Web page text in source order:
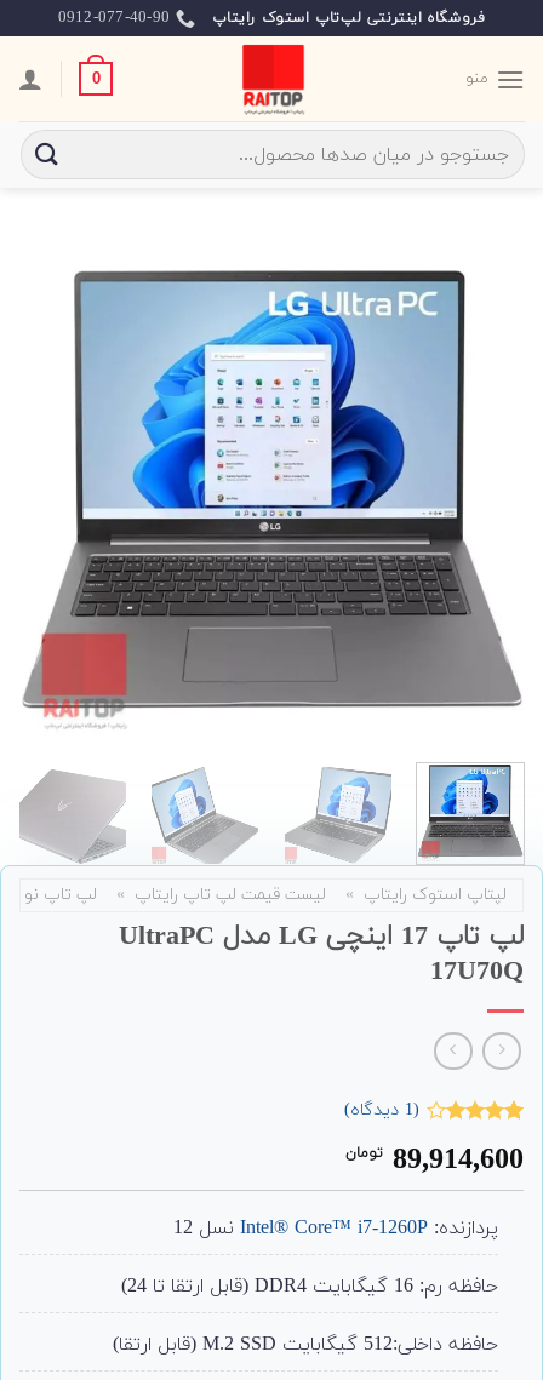
to
content
فروشگاه اینترنتی لپ‌تاپ استوک رایتاپ 0912-077-40-90
منو 0
جستجو
برای:
لپتاپ استوک رایتاپ » لیست قیمت لپ تاپ رایتاپ » لپ تاپ نو
لپ تاپ 17 اینچی LG مدل UltraPC
17U70Q
4.00
از 5
مشتری
(
1 دیدگاه)
89,914,600 تومان
پردازنده: Intel® Core™ i7-1260Pنسل 12
حافظه رم: 16 گیگابایت DDR4 (قابل ارتقا تا 24)
حافظه داخلی:512 گیگابایت M.2 SSD (قابل ارتقا)